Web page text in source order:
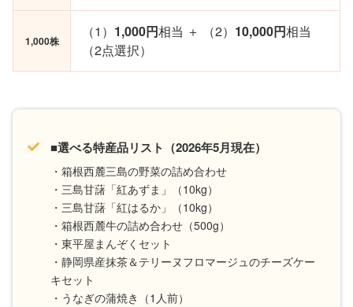
1,000株
（1） 1,000円相当 ＋ （2） 10,000円相当
（2点選択）
■選べる特産品リスト（2026年5月現在）
・箱根西麓三島の野菜の詰め合わせ
・三島甘藷「紅あずま」（10kg）
・三島甘藷「紅はるか」（10kg）
・箱根西麓牛の詰め合わせ（500g）
・東平屋まんぞくセット
・静岡県産抹茶＆テリーヌフロマージュのチーズケー
キセット
・うなぎの蒲焼き（1人前）